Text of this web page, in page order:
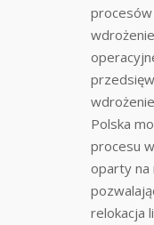
procesów
Polska
procesu
oparty na
relokacja